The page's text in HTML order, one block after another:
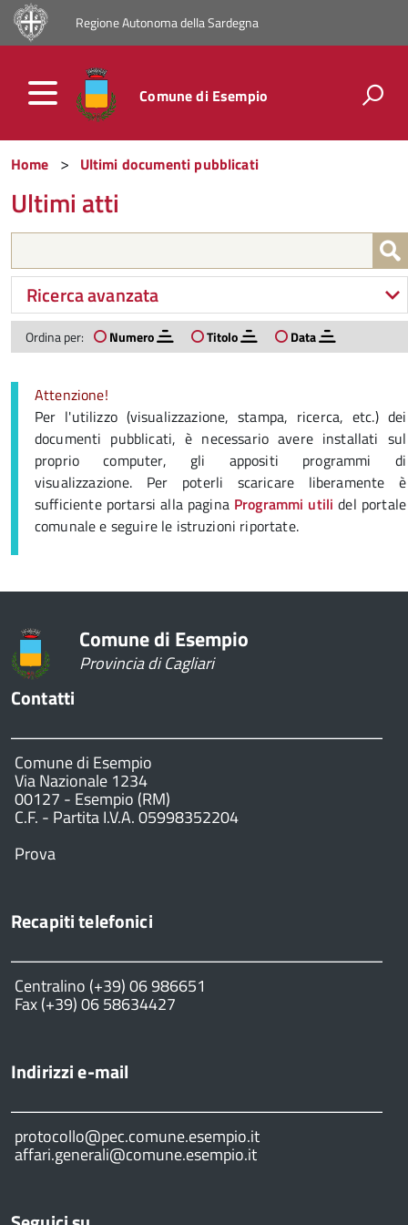
Regione Autonoma della Sardegna
Comune di Esempio
Home Ultimi documenti pubblicati
Ultimi atti
Ricerca avanzata
Ordina per: Numero Titolo Data
Attenzione!
Per l'utilizzo (visualizzazione, stampa, ricerca, etc.) dei
documenti pubblicati, è necessario avere installati sul
proprio computer, gli appositi programmi di
visualizzazione. Per poterli scaricare liberamente è
sufficiente portarsi alla pagina Programmi utili del portale
comunale e seguire le istruzioni riportate.
Comune di Esempio
Provincia di Cagliari
Contatti
Comune di Esempio
Via Nazionale 1234
00127 - Esempio (RM)
C.F. - Partita I.V.A. 05998352204
Prova
Recapiti telefonici
Centralino (+39) 06 986651
Fax (+39) 06 58634427
Indirizzi e-mail
protocollo@pec.comune.esempio.it
affari.generali@comune.esempio.it